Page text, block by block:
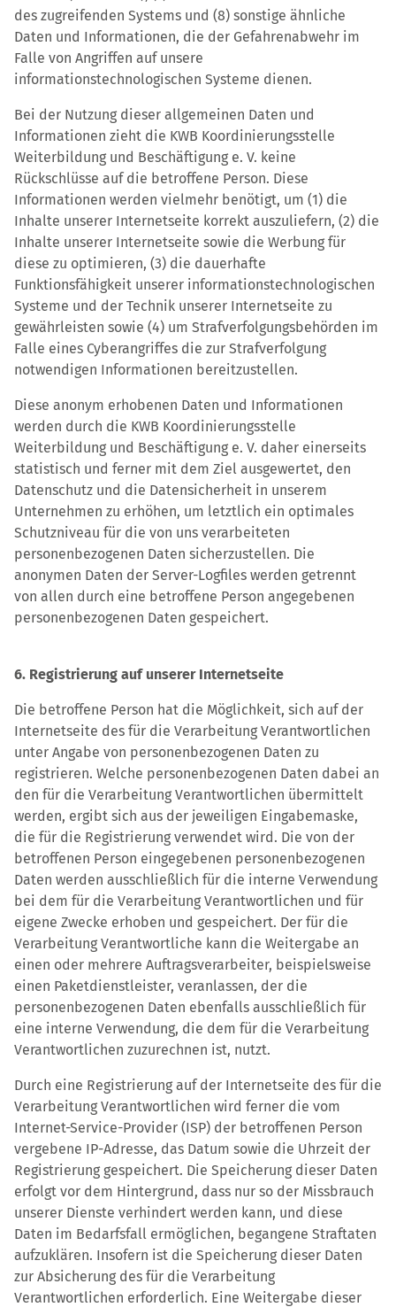
des zugreifenden Systems und (8) sonstige ähnliche
Daten und Informationen, die der Gefahrenabwehr im
Falle von Angriffen auf unsere
informationstechnologischen Systeme dienen.
Bei der Nutzung dieser allgemeinen Daten und
Informationen zieht die KWB Koordinierungsstelle
Weiterbildung und Beschäftigung e. V. keine
Rückschlüsse auf die betroffene Person. Diese
Informationen werden vielmehr benötigt, um (1) die
Inhalte unserer Internetseite korrekt auszuliefern, (2) die
Inhalte unserer Internetseite sowie die Werbung für
diese zu optimieren, (3) die dauerhafte
Funktionsfähigkeit unserer informationstechnologischen
Systeme und der Technik unserer Internetseite zu
gewährleisten sowie (4) um Strafverfolgungsbehörden im
Falle eines Cyberangriffes die zur Strafverfolgung
notwendigen Informationen bereitzustellen.
Diese anonym erhobenen Daten und Informationen
werden durch die KWB Koordinierungsstelle
Weiterbildung und Beschäftigung e. V. daher einerseits
statistisch und ferner mit dem Ziel ausgewertet, den
Datenschutz und die Datensicherheit in unserem
Unternehmen zu erhöhen, um letztlich ein optimales
Schutzniveau für die von uns verarbeiteten
personenbezogenen Daten sicherzustellen. Die
anonymen Daten der Server-Logfiles werden getrennt
von allen durch eine betroffene Person angegebenen
personenbezogenen Daten gespeichert.
6. Registrierung auf unserer Internetseite
Die betroffene Person hat die Möglichkeit, sich auf der
Internetseite des für die Verarbeitung Verantwortlichen
unter Angabe von personenbezogenen Daten zu
registrieren. Welche personenbezogenen Daten dabei an
den für die Verarbeitung Verantwortlichen übermittelt
werden, ergibt sich aus der jeweiligen Eingabemaske,
die für die Registrierung verwendet wird. Die von der
betroffenen Person eingegebenen personenbezogenen
Daten werden ausschließlich für die interne Verwendung
bei dem für die Verarbeitung Verantwortlichen und für
eigene Zwecke erhoben und gespeichert. Der für die
Verarbeitung Verantwortliche kann die Weitergabe an
einen oder mehrere Auftragsverarbeiter, beispielsweise
einen Paketdienstleister, veranlassen, der die
personenbezogenen Daten ebenfalls ausschließlich für
eine interne Verwendung, die dem für die Verarbeitung
Verantwortlichen zuzurechnen ist, nutzt.
Durch eine Registrierung auf der Internetseite des für die
Verarbeitung Verantwortlichen wird ferner die vom
Internet-Service-Provider (ISP) der betroffenen Person
vergebene IP-Adresse, das Datum sowie die Uhrzeit der
Registrierung gespeichert. Die Speicherung dieser Daten
erfolgt vor dem Hintergrund, dass nur so der Missbrauch
unserer Dienste verhindert werden kann, und diese
Daten im Bedarfsfall ermöglichen, begangene Straftaten
aufzuklären. Insofern ist die Speicherung dieser Daten
zur Absicherung des für die Verarbeitung
Verantwortlichen erforderlich. Eine Weitergabe dieser